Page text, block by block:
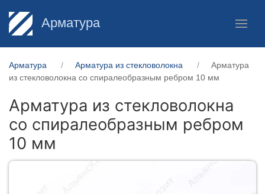
Арматура
Арматура Арматура из стекловолокна
Арматура
из стекловолокна со спиралеобразным ребром 10 мм
Арматура из стекловолокна
со спиралеобразным ребром
10 мм